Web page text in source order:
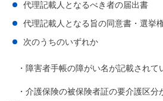
代理記載人となるべき者の届出書
代理記載人となる旨の同意書・選挙
次のうちのいずれか
・障害者手帳の障がい名が記載されて
・介護保険の被保険者証の要介護区分